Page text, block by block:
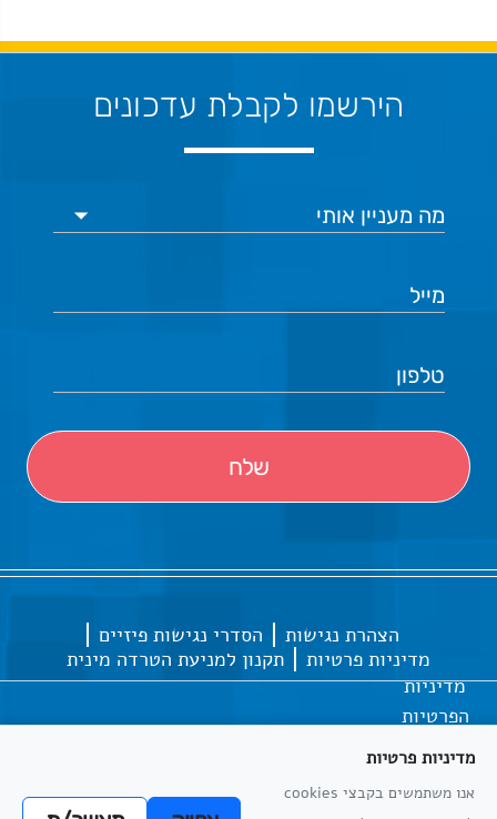
הירשמו לקבלת עדכונים
הצהרת נגישות
הסדרי נגישות פיזיים
מדיניות פרטיות
תקנון למניעת הטרדה מינית
מדיניות
הפרטיות
כל הזכויות שמורות אתריקס פיתוח מערכות מידע
מדיניות פרטיות
אנו משתמשים בקבצי cookies